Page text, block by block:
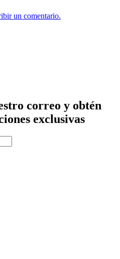
un comentario.
correo y obtén
exclusivas